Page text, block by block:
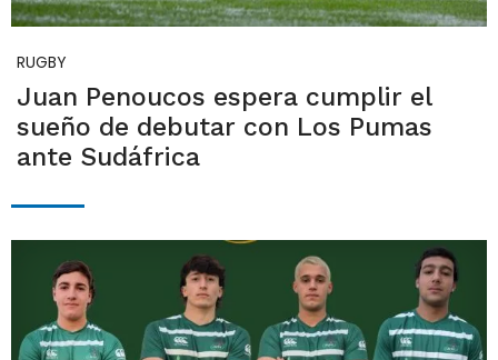
RUGBY
Juan Penoucos espera cumplir el
sueño de debutar con Los Pumas
ante Sudáfrica